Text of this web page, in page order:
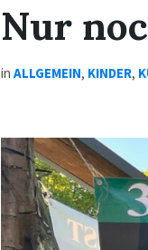
Nur
inALLGEMEIN, KINDER,